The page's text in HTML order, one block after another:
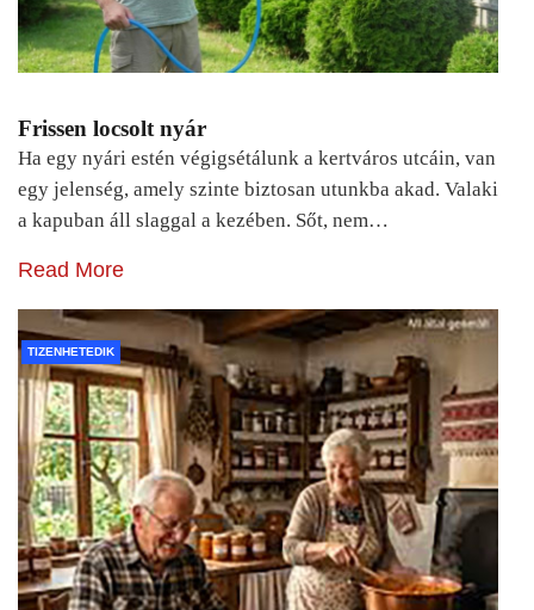
Frissen locsolt nyár
Ha egy nyári estén végigsétálunk a kertváros utcáin, van
egy jelenség, amely szinte biztosan utunkba akad. Valaki
a kapuban áll slaggal a kezében. Sőt, nem…
Read More
TIZENHETEDIK